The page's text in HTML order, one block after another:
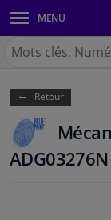
MENU
Carrosserie &
Feux & ampoules
Freinage
Système
Chercher
Winparts.be
Retour